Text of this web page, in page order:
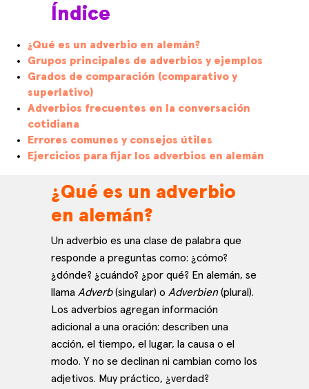
Índice
¿Qué es un adverbio en alemán?
Grupos principales de adverbios y ejemplos
Grados de comparación (comparativo y
superlativo)
Adverbios frecuentes en la conversación
cotidiana
Errores comunes y consejos útiles
Ejercicios para fijar los adverbios en alemán
Un adverbio es una clase de palabra que
responde a preguntas como: ¿cómo?
¿dónde? ¿cuándo? ¿por qué? En alemán, se
llama Adverb(singular) o Adverbien(plural).
Los adverbios agregan información
adicional a una oración: describen una
acción, el tiempo, el lugar, la causa o el
modo. Y no se declinan ni cambian como los
adjetivos. Muy práctico, ¿verdad?
¿Qué es un adverbio
en alemán?